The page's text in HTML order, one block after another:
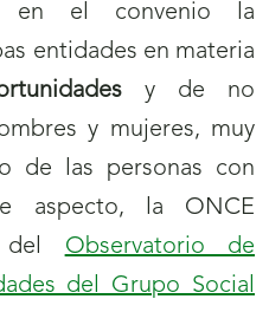
en el convenio la
entidades en materia
y de no
y mujeres, muy
de las personas con
aspecto, la ONCE
del Observatorio de
del Grupo Social